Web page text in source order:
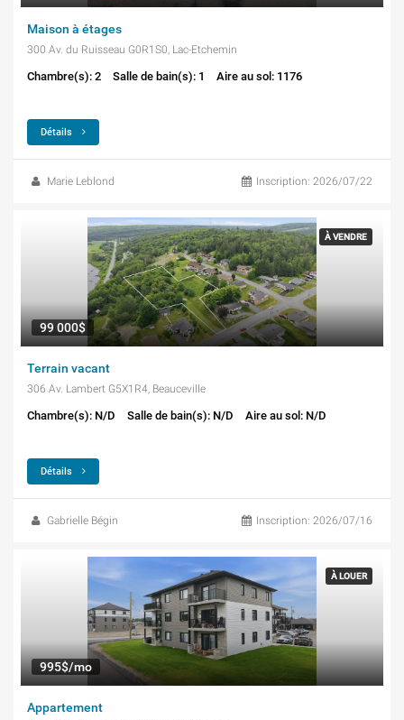
Maison à étages
300 Av. du Ruisseau G0R1S0, Lac-Etchemin
Chambre(s): 2 Salle de bain(s): 1 Aire au sol: 1176
Détails
Marie Leblond Inscription: 2026/07/22
À VENDRE
99 000$
Terrain vacant
306 Av. Lambert G5X1R4, Beauceville
Chambre(s): N/D Salle de bain(s): N/D Aire au sol: N/D
Détails
Gabrielle Bégin Inscription: 2026/07/16
À LOUER
995$/mo
Appartement